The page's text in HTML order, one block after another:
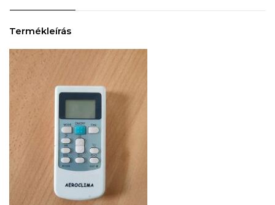
Termékleírás